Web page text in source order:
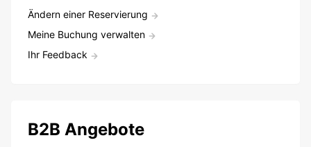
Ändern einer Reservierung
Meine Buchung verwalten
Ihr Feedback
B2B Angebote